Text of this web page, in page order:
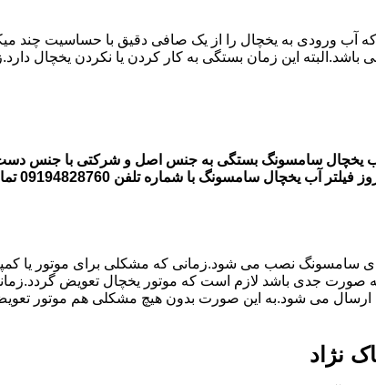
که آب ورودی به یخچال را از یک صافی دقیق با حساسیت
سامسونگ با شماره تلفن 09194828760 تماس بگیرند.
سامسونگ نصب می شود.زمانی که مشکلی برای موتور یا
جدی باشد لازم است که موتور یخچال تعویض
ارسال می شود.به این صورت بدون هیچ مشکلی هم موتور
نژاد